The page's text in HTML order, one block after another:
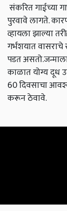
संकरित गाईच्या
पुरवावे लागते.
व्हायला झाल्या
गर्भशयात वासराचे
पडत असतो.
काळात योग्य दूध
60 दिवसाचा
करून ठेवावे.